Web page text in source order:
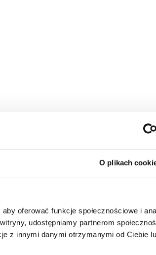
O plikach
oferować funkcje społecznościowe i
udostępniamy partnerom
z innymi danymi otrzymanymi od Ciebie